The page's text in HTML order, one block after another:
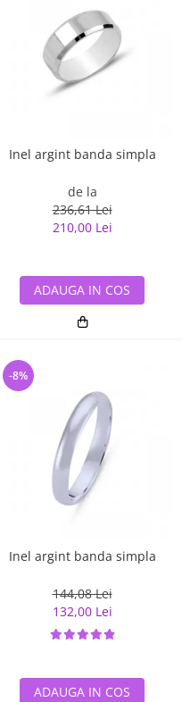
Inel argint banda simpla
de la
236,61 Lei
210,00 Lei
ADAUGA IN COS
Inel argint banda simpla
144,08 Lei
132,00 Lei
-8%
ADAUGA IN COS